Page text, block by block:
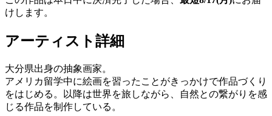
けします。
アーティスト詳細
大分県出身の抽象画家。
アメリカ留学中に絵画を習ったことがきっかけで作品づくり
をはじめる。以降は世界を旅しながら、自然との繋がりを感
じる作品を制作している。